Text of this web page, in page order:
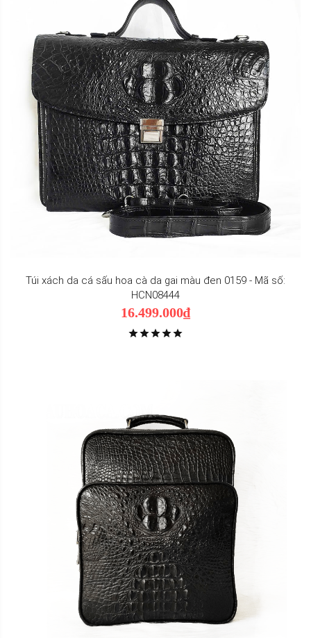
Túi xách da cá sấu hoa cà da gai màu đen 0159 - Mã số:
HCN08444
16.499.000₫